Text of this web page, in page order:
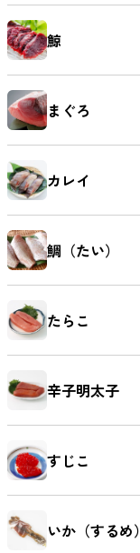
鯨
まぐろ
カレイ
鯛（たい）
たらこ
辛子明太子
すじこ
いか（するめ）